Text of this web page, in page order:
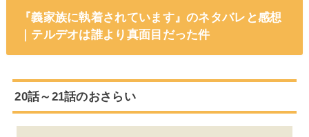
『義家族に執着されています』のネタバレと感想
｜テルデオは誰より真面目だった件
20話～21話のおさらい